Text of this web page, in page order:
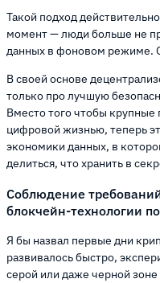
Такой подход
момент — люди больше не
данных в фоновом режиме.
В своей основе
только про лучшую
Вместо того чтобы
цифровой жизнью, теперь
экономики данных, в
делиться, что хранить в
Соблюдение
блокчейн-технологии
Я бы назвал первые дни
развивалось быстро,
серой или даже черной